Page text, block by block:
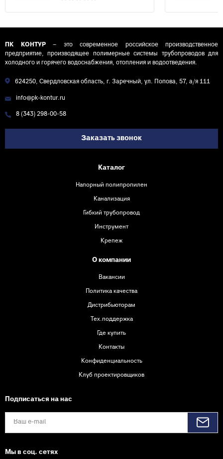
ПК КОНТУР– это современное российское производственное
предприятие, производящее полимерные системы трубопроводов для
холодного и горячего водоснабжения, отопления и водоотведения.
624250, Свердловская область, г. Заречный, ул. Попова, 57, а/я 111
info@pk-kontur.ru
8 (343) 298-00-58
Заказать звонок
Каталог
Напорный полипропилен
Канализация
Гибкий трубопровод
Инструмент
Крепеж
О компании
Вакансии
Политика качества
Дистрибьюторам
Тех.поддержка
Где купить
Контакты
Конфиденциальность
Клуб проектировщиков
Подписаться на нас
Мы в соц. сетях